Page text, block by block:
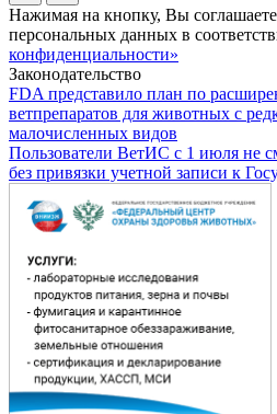
Нажимая на кнопку, Вы
персональных данных в
конфиденциальности»
Законодательство
FDA представило план по
ветпрепаратов для животных с
малочисленных видов
Пользователи ВетИС с 1 июля не
без привязки учетной записи к